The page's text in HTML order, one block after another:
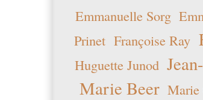
Emmanuelle Sorg
Prinet Françoise Ray
Huguette Junod
Marie Beer Marie